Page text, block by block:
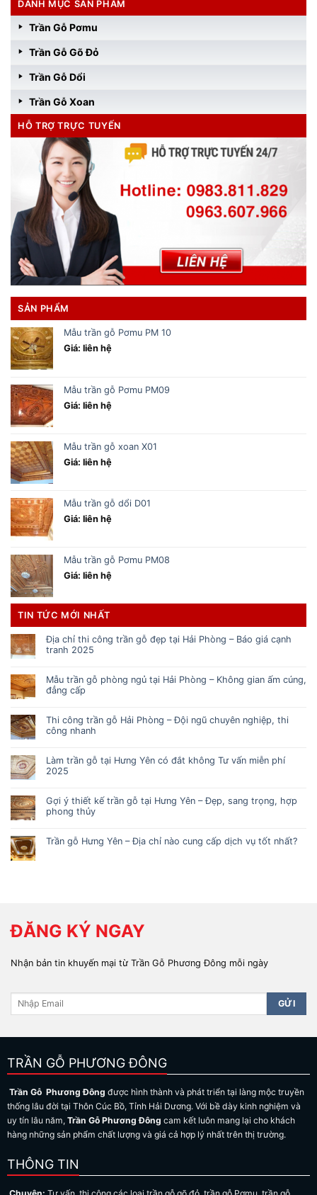
DANH MỤC SẢN PHẨM
Trần Gỗ Pơmu
Trần Gỗ Gõ Đỏ
Trần Gỗ Dổi
Trần Gỗ Xoan
HỖ TRỢ TRỰC TUYẾN
SẢN PHẨM
Mẫu trần gỗ Pơmu PM 10
Giá: liên hệ
Mẫu trần gỗ Pơmu PM09
Giá: liên hệ
Mẫu trần gỗ xoan X01
Giá: liên hệ
Mẫu trần gỗ dổi D01
Giá: liên hệ
Mẫu trần gỗ Pơmu PM08
Giá: liên hệ
TIN TỨC MỚI NHẤT
Địa chỉ thi công trần gỗ đẹp tại Hải Phòng – Báo giá cạnh
tranh 2025
Mẫu trần gỗ phòng ngủ tại Hải Phòng – Không gian ấm cúng,
đẳng cấp
Thi công trần gỗ Hải Phòng – Đội ngũ chuyên nghiệp, thi
công nhanh
Làm trần gỗ tại Hưng Yên có đắt không Tư vấn miễn phí
2025
Gợi ý thiết kế trần gỗ tại Hưng Yên – Đẹp, sang trọng, hợp
phong thủy
Trần gỗ Hưng Yên – Địa chỉ nào cung cấp dịch vụ tốt nhất?
ĐĂNG KÝ NGAY
Nhận bản tin khuyến mại từ Trần Gỗ Phương Đông mỗi ngày
TRẦN GỖ PHƯƠNG ĐÔNG
Trần Gỗ Phương Đông được hình thành và phát triển tại làng mộc truyền
thống lâu đời tại Thôn Cúc Bồ, Tỉnh Hải Dương. Với bề dày kinh nghiệm và
uy tín lâu năm, Trần Gỗ Phương Đông cam kết luôn mang lại cho khách
hàng những sản phẩm chất lượng và giá cả hợp lý nhất trên thị trường.
THÔNG TIN